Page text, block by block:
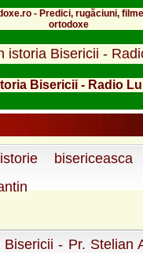
- Predici, rugăciuni,
ortodoxe
istoria Bisericii -
Bisericii - Radio
Bisericii - Pr. Stelian